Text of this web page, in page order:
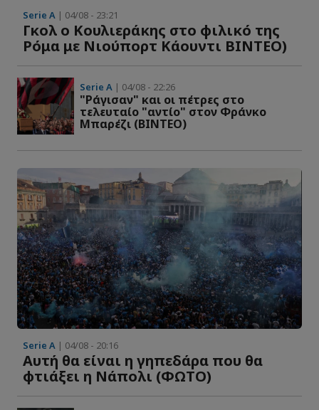
Serie A | 04/08 - 23:21
Γκολ ο Κουλιεράκης στο φιλικό της
Ρόμα με Νιούπορτ Κάουντι ΒΙΝΤΕΟ)
Serie A | 04/08 - 22:26
"Ράγισαν" και οι πέτρες στο
τελευταίο "αντίο" στον Φράνκο
Μπαρέζι (ΒΙΝΤΕΟ)
Serie A | 04/08 - 20:16
Αυτή θα είναι η γηπεδάρα που θα
φτιάξει η Νάπολι (ΦΩΤΟ)